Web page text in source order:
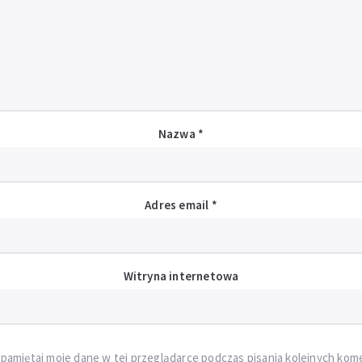
Nazwa *
Adres email *
Witryna internetowa
moje dane w tej przeglądarce podczas pisania kolejnych